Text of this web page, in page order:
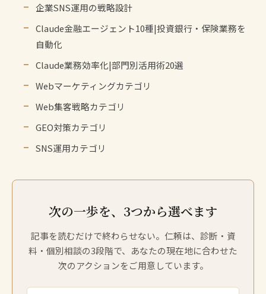
企業SNS運用の戦略設計
Claude金融エージェント10種|投資銀行・保険業務を
自動化
Claude業務効率化|部門別活用術20選
Webマーケティングカテゴリ
Web集客戦略カテゴリ
GEO対策カテゴリ
SNS運用カテゴリ
次の一歩を、3つから選べます
記事を読むだけで終わらせない。仁頼は、診断・資
料・個別相談の3段階で、あなたの現在地に合わせた
次のアクションをご用意しています。